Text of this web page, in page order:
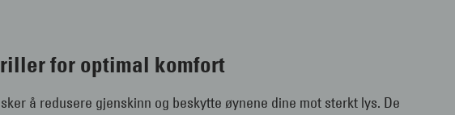
for optimal komfort
å redusere gjenskinn og beskytte øynene dine mot sterkt lys. De